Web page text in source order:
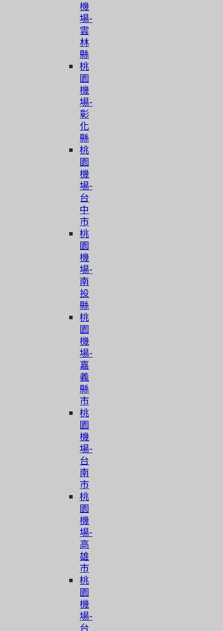
機
場-
雲
林
縣
桃
園
機
場-
彰
化
縣
桃
園
機
場-
台
中
市
桃
園
機
場-
南
投
縣
桃
園
機
場-
嘉
義
縣
市
桃
園
機
場-
台
南
市
桃
園
機
場-
高
雄
市
桃
園
機
場-
台